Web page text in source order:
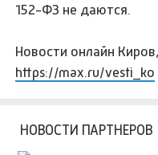
152-ФЗ не даются.
Новости онлайн
https://max.ru/vesti_ko
НОВОСТИ ПАРТНЕРОВ